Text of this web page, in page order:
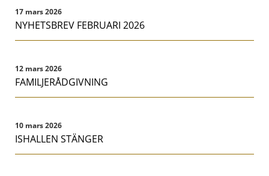
17 mars 2026
NYHETSBREV FEBRUARI 2026
12 mars 2026
FAMILJERÅDGIVNING
10 mars 2026
ISHALLEN STÄNGER